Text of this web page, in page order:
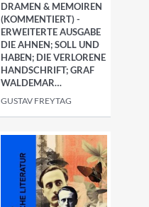
DRAMEN & MEMOIREN
(KOMMENTIERT) -
ERWEITERTE AUSGABE
DIE AHNEN; SOLL UND
HABEN; DIE VERLORENE
HANDSCHRIFT; GRAF
WALDEMAR…
GUSTAV FREYTAG